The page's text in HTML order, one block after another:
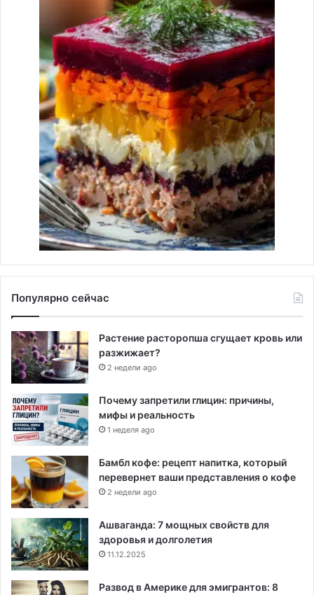
Популярно сейчас
Растение расторопша сгущает кровь или
разжижает?
2 недели ago
Почему запретили глицин: причины,
мифы и реальность
1 неделя ago
Бамбл кофе: рецепт напитка, который
перевернет ваши представления о кофе
2 недели ago
Ашваганда: 7 мощных свойств для
здоровья и долголетия
11.12.2025
Развод в Америке для эмигрантов: 8